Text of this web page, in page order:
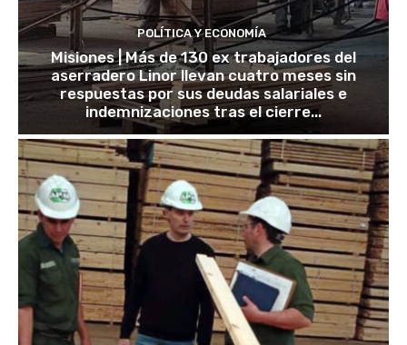
POLÍTICA Y ECONOMÍA
Misiones | Más de 130 ex trabajadores del
aserradero Linor llevan cuatro meses sin
respuestas por sus deudas salariales e
indemnizaciones tras el cierre...